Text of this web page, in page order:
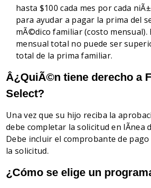
hasta $100 cada mes por cada
para ayudar a pagar la prima del
mÃ©dico familiar (costo mensual).
mensual total no puede ser
total de la prima familiar.
Â¿QuiÃ©n tiene derecho a
Select?
Una vez que su hijo reciba la
debe completar la solicitud en lÃnea
Debe incluir el comprobante de
la solicitud.
¿Cómo se elige un